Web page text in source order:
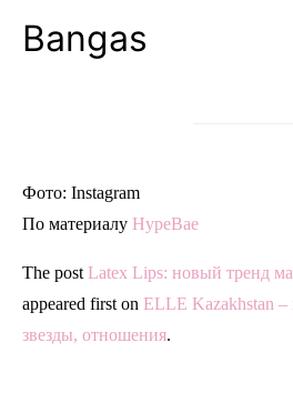
Bangas
Фото: Instagram
По материалу HypeBae
The post Latex Lips: новый тренд
appeared first on ELLE Kazakhstan –
звезды, отношения.